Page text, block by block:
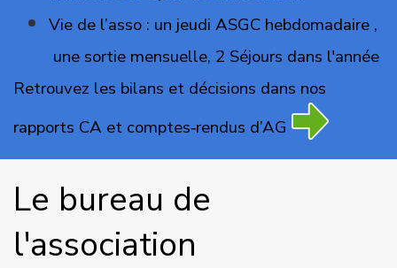
Vie de l’asso : un jeudi ASGC hebdomadaire ,
une sortie mensuelle, 2 Séjours dans l'année
Retrouvez les bilans et décisions dans nos
rapports CA et comptes‑rendus d’AG
Le bureau de
l'association